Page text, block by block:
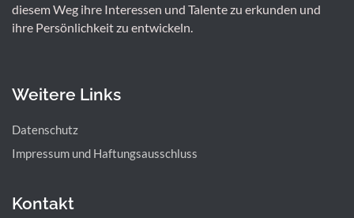
diesem Weg ihre Interessen und Talente zu erkunden und
ihre Persönlichkeit zu entwickeln.
Weitere Links
Datenschutz
Impressum und Haftungsausschluss
Kontakt